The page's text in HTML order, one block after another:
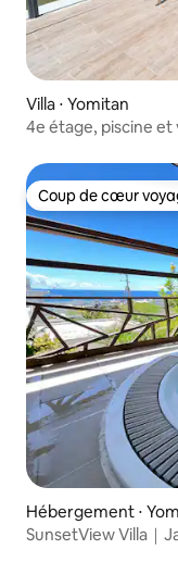
Villa ⋅ Yomitan
4e étage, piscine et
Coup de cœur
Coup de cœur
Hébergement ⋅
SunsetView Villa｜